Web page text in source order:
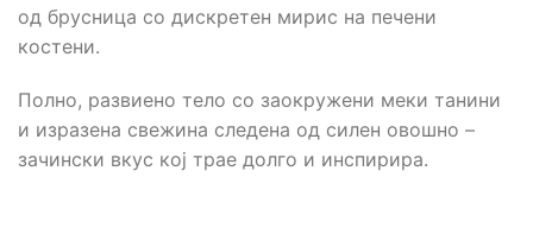
од брусница со дискретен мирис на печени
костени.
Полно, развиено тело со заокружени меки танини
и изразена свежина следена од силен овошно –
зачински вкус кој трае долго и инспирира.